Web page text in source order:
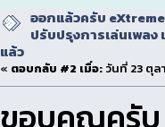
ออกแล้วครับ
ปรับปรุงการเล่นเพลง
แล้ว
« ตอบกลับ #2 เมื่อ: วันที่ 23 ตุล
ขอบคุณครับ